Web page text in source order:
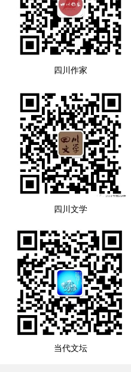
四川作家
四川文学
当代文坛